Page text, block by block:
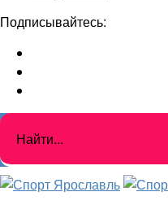
Подписывайтесь: